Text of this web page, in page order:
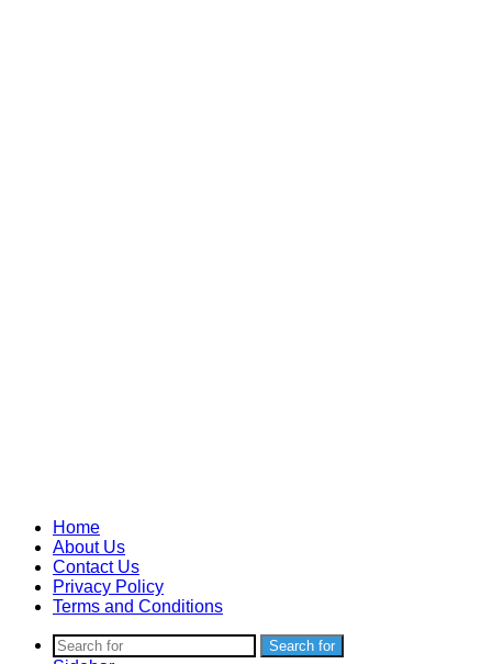
Home
About Us
Contact Us
Privacy Policy
Terms and Conditions
Search for